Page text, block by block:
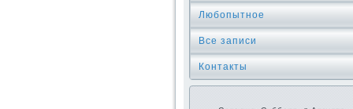
Любопытное
Все записи
Контакты